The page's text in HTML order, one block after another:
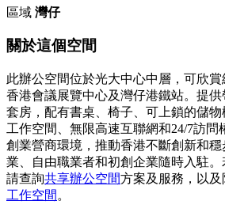
區域 灣仔
關於這個空間
此辦公空間位於光大中心中層，可欣
香港會議展覽中心及灣仔港鐵站。提
套房，配有書桌、椅子、可上鎖的儲
工作空間、無限高速互聯網和24/7訪問
創業營商環境，推動香港不斷創新和
業、自由職業者和初創企業隨時入駐。
請查詢共享辦公空間方案及服務，以及
工作空間 。